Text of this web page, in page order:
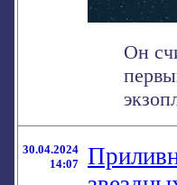
Он
30.04.2024
14:07